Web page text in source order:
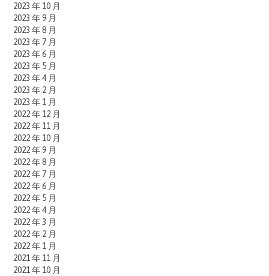
2023 年 10 月
2023 年 9 月
2023 年 8 月
2023 年 7 月
2023 年 6 月
2023 年 5 月
2023 年 4 月
2023 年 2 月
2023 年 1 月
2022 年 12 月
2022 年 11 月
2022 年 10 月
2022 年 9 月
2022 年 8 月
2022 年 7 月
2022 年 6 月
2022 年 5 月
2022 年 4 月
2022 年 3 月
2022 年 2 月
2022 年 1 月
2021 年 11 月
2021 年 10 月